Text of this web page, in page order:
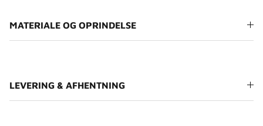
MATERIALE OG OPRINDELSE
LEVERING & AFHENTNING